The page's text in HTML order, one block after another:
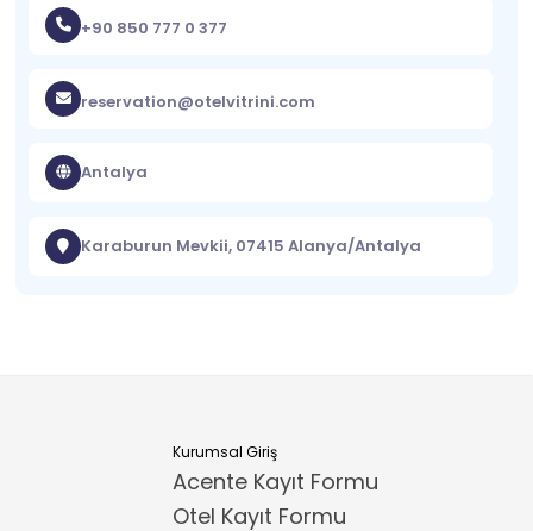
+90 850 777 0 377
reservation@otelvitrini.com
Antalya
Karaburun Mevkii, 07415 Alanya/Antalya
Kurumsal Giriş
Acente Kayıt Formu
Otel Kayıt Formu